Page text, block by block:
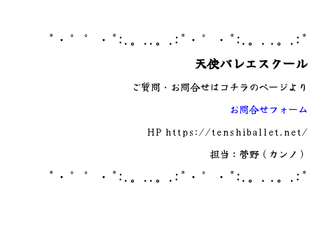
*・゜゜・*:.。..。.:*・゜・*:.。. .。.:*
天使バレエスクール
ご質問・お問合せはコチラのページより
お問合せフォーム
HP https://tenshiballet.net/
担当：菅野（カンノ）
*・゜゜・*:.。..。.:*・゜・*:.。. .。.:*